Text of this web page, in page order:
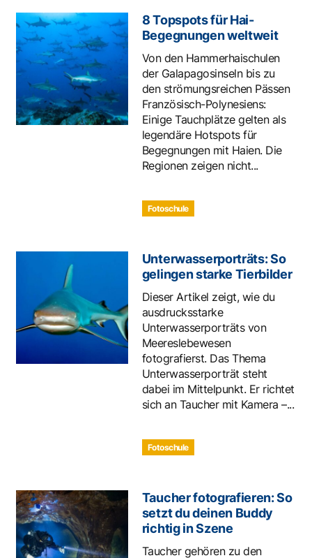
8 Topspots für Hai-
Begegnungen weltweit
Von den Hammerhaischulen
der Galapagosinseln bis zu
den strömungsreichen Pässen
Französisch-Polynesiens:
Einige Tauchplätze gelten als
legendäre Hotspots für
Begegnungen mit Haien. Die
Regionen zeigen nicht...
Fotoschule
Unterwasserporträts: So
gelingen starke Tierbilder
Dieser Artikel zeigt, wie du
ausdrucksstarke
Unterwasserporträts von
Meereslebewesen
fotografierst. Das Thema
Unterwasserporträt steht
dabei im Mittelpunkt. Er richtet
sich an Taucher mit Kamera –...
Fotoschule
Taucher fotografieren: So
setzt du deinen Buddy
richtig in Szene
Taucher gehören zu den